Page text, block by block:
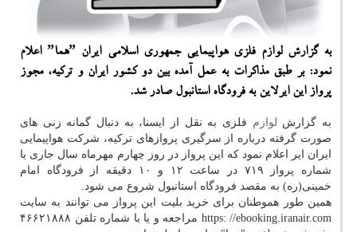
به گزارش لوازم فلزی هواپیمایی جمهوری اسلامی ایران ˮهماˮ اعلام
نمود: بر طبق مذاكرات به عمل آمده بین دو كشور ایران و تركیه، مجوز
پرواز این ایرلاین به فرودگاه استانبول صادر شد.
به گزارش لوازم فلزی به نقل از ایسنا، به دنبال گمانه زنی های
صورت گرفته درباره از سرگیری پروازهای ترکیه، شرکت هواپیمایی
ایران ایر اعلام نمود که این پرواز در روز چهارم مهرماه سال جاری با
شماره پرواز ۷۱۹ در ساعت ۱۲ و ۱۰ دقیقه از فرودگاه امام
خمینی(ره) به مقصد فرودگاه استانبول شروع می شود.
همین طور هموطنان برای خرید بلیت این پرواز می توانند به سایت
https: //ebooking.iranair.com مراجعه و یا با شماره تلفن ۴۶۶۲۱۸۸۸